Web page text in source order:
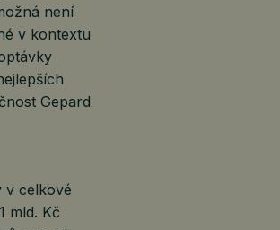
není
v kontextu
Gepard
v celkové
mld. Kč